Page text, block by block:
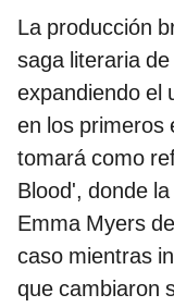
La producción
saga literaria
expandiendo el
en los primeros
tomará como
Blood', donde
Emma Myers
caso mientras
que cambiaron